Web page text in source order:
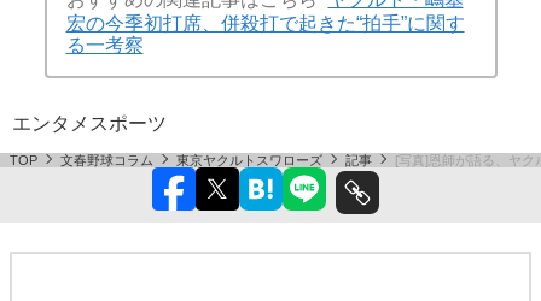
宏の今季初打席、併殺打で起きた“拍手”に関す
る一考察
エンタメ スポーツ
TOP 文春野球コラム 東京ヤクルトスワローズ 記事 [写真]恩師が語る、ヤ